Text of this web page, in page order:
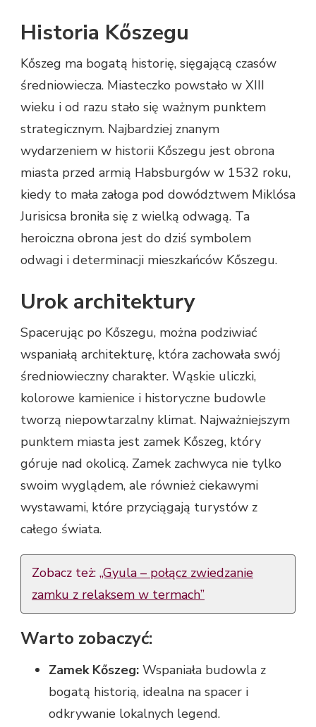
Historia Kőszegu
Kőszeg ma bogatą historię, sięgającą czasów
średniowiecza. Miasteczko powstało w XIII
wieku i od razu stało się ważnym punktem
strategicznym. Najbardziej znanym
wydarzeniem w historii Kőszegu jest obrona
miasta przed armią Habsburgów w 1532 roku,
kiedy to mała załoga pod dowództwem Miklósa
Jurisicsa broniła się z wielką odwagą. Ta
heroiczna obrona jest do dziś symbolem
odwagi i determinacji mieszkańców Kőszegu.
Urok architektury
Spacerując po Kőszegu, można podziwiać
wspaniałą architekturę, która zachowała swój
średniowieczny charakter. Wąskie uliczki,
kolorowe kamienice i historyczne budowle
tworzą niepowtarzalny klimat. Najważniejszym
punktem miasta jest zamek Kőszeg, który
góruje nad okolicą. Zamek zachwyca nie tylko
swoim wyglądem, ale również ciekawymi
wystawami, które przyciągają turystów z
całego świata.
Zobacz też: „Gyula – połącz zwiedzanie
zamku z relaksem w termach”
Warto zobaczyć:
Zamek Kőszeg: Wspaniała budowla z
bogatą historią, idealna na spacer i
odkrywanie lokalnych legend.